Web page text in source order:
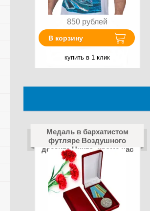
850 рублей
В корзину
купить в 1 клик
Медаль в бархатистом
футляре Воздушного
десанта Никто, кроме нас